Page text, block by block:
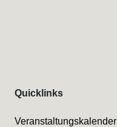
Quicklinks
Veranstaltungskalender